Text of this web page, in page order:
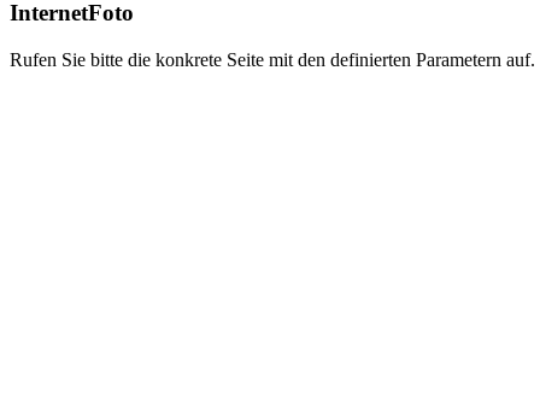
InternetFoto
Rufen Sie bitte die konkrete Seite mit den definierten Parametern auf.